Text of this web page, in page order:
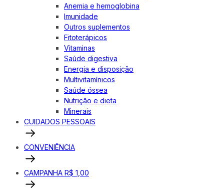
Anemia e hemoglobina
Imunidade
Outros suplementos
Fitoterápicos
Vitaminas
Saúde digestiva
Energia e disposição
Multivitamínicos
Saúde óssea
Nutrição e dieta
Minerais
CUIDADOS PESSOAIS
CONVENIÊNCIA
CAMPANHA R$ 1,00